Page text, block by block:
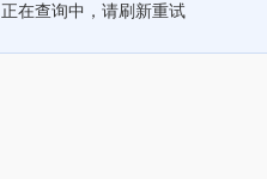
正在查询中，请刷新重试